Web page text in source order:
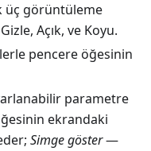
üç görüntüleme
Gizle, Açık, ve Koyu.
pencere öğesinin
parametre
ekrandaki
Simge göster—